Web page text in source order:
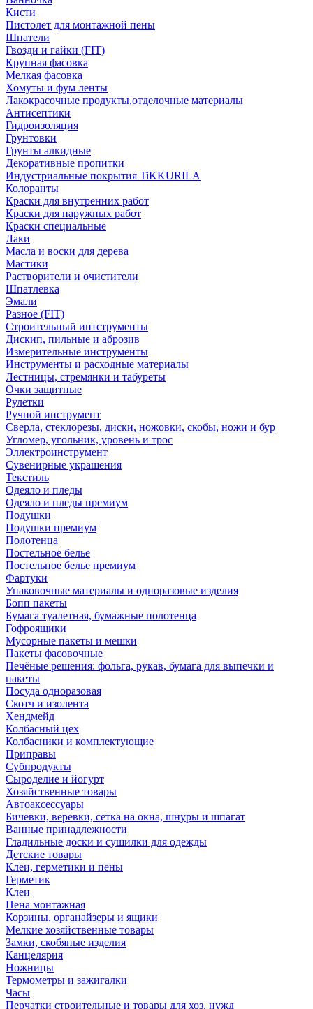
Кисти
Пистолет для монтажной пены
Шпатели
Гвозди и гайки (FIT)
Крупная фасовка
Мелкая фасовка
Хомуты и фум ленты
Лакокрасочные продукты,отделочные материалы
Антисептики
Гидроизоляция
Грунтовки
Грунты алкидные
Декоративные пропитки
Индустриальные покрытия TiKKURILA
Колоранты
Краски для внутренних работ
Краски для наружных работ
Краски специальные
Лаки
Масла и воски для дерева
Мастики
Растворители и очистители
Шпатлевка
Эмали
Разное (FIT)
Строительный интструменты
Дискип, пильные и аброзив
Измерительные инструменты
Инструменты и расходные материалы
Лестницы, стремянки и табуреты
Очки защитные
Рулетки
Ручной инструмент
Сверла, стеклорезы, диски, ножовки, скобы, ножи и бур
Угломер, угольник, уровень и трос
Эллектроинструмент
Сувенирные украшения
Текстиль
Одеяло и пледы
Одеяло и пледы премиум
Подушки
Подушки премиум
Полотенца
Постельное белье
Постельное белье премиум
Фартуки
Упаковочные материалы и одноразовые изделия
Бопп пакеты
Бумага туалетная, бумажные полотенца
Гофроящики
Мусорные пакеты и мешки
Пакеты фасовочные
Печёные решения: фольга, рукав, бумага для выпечки и
пакеты
Посуда одноразовая
Скотч и изолента
Хендмейд
Колбасный цех
Колбасники и комплектующие
Приправы
Субпродукты
Сыроделие и йогурт
Хозяйственные товары
Автоаксессуары
Бичевки, веревки, сетка на окна, шнуры и шпагат
Ванные принадлежности
Гладильные доски и сушилки для одежды
Детские товары
Клеи, герметики и пены
Герметик
Клеи
Пена монтажная
Корзины, органайзеры и ящики
Мелкие хозяйственные товары
Замки, скобяные изделия
Канцелярия
Ножницы
Термометры и зажигалки
Часы
Перчатки строительные и товары для хоз. нужд